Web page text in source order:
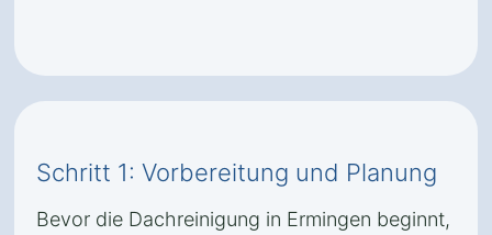
Schritt 1: Vorbereitung und Planung
Bevor die Dachreinigung in Ermingen beginnt,